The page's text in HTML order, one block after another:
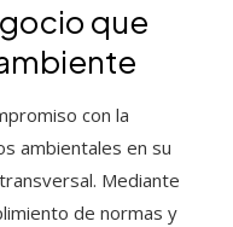
que
con la
ambientales en su
Mediante
de normas y